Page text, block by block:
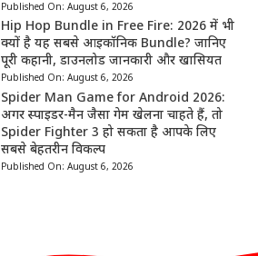
Published On: August 6, 2026
Hip Hop Bundle in Free Fire: 2026 में भी
क्यों है यह सबसे आइकॉनिक Bundle? जानिए
पूरी कहानी, डाउनलोड जानकारी और खासियत
Published On: August 6, 2026
Spider Man Game for Android 2026:
अगर स्पाइडर-मैन जैसा गेम खेलना चाहते हैं, तो
Spider Fighter 3 हो सकता है आपके लिए
सबसे बेहतरीन विकल्प
Published On: August 6, 2026